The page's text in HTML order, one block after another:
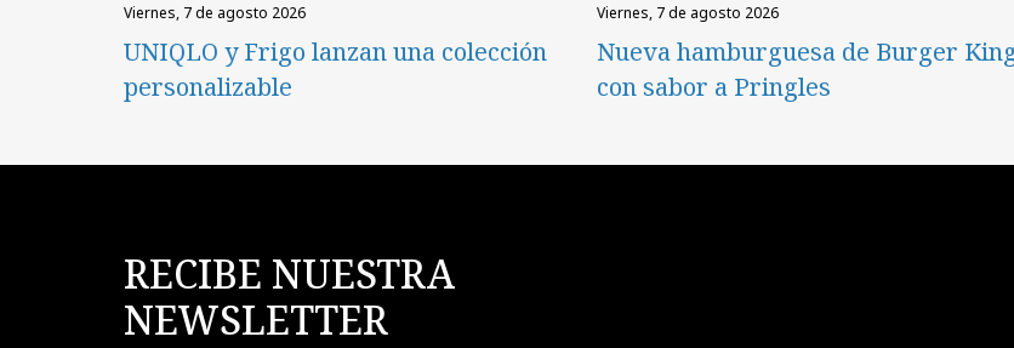
viernes, 7 de agosto 2026
UNIQLO y Frigo lanzan una colección
personalizable
viernes, 7 de agosto 2026
Nueva hamburguesa de Burger
con sabor a Pringles
RECIBE NUESTRA
NEWSLETTER